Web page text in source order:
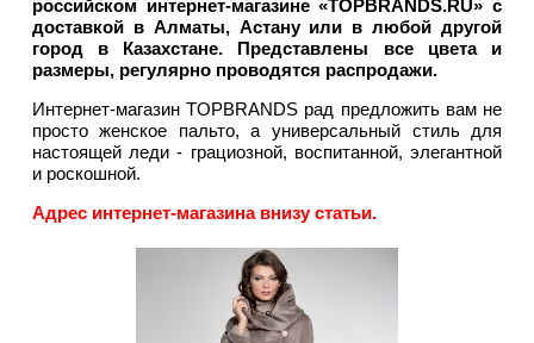
российском интернет-магазине «TOPBRANDS.RU» с
доставкой в Алматы, Астану или в любой другой
город в Казахстане. Представлены все цвета и
размеры, регулярно проводятся распродажи.
Интернет-магазин TOPBRANDS рад предложить вам не
просто женское пальто, а универсальный стиль для
настоящей леди - грациозной, воспитанной, элегантной
и роскошной.
Адрес интернет-магазина внизу статьи.